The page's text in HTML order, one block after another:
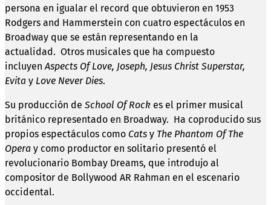
persona en igualar el record que obtuvieron en 1953
Rodgers and Hammerstein con cuatro espectáculos en
Broadway que se están representando en la
actualidad. Otros musicales que ha compuesto
incluyenAspects Of Love, Joseph, Jesus Christ Superstar,
Evita y Love Never Dies.
Su producción de School Of Rock es el primer musical
británico representado en Broadway. Ha coproducido sus
propios espectáculos como Cats y The Phantom Of The
Opera y como productor en solitario presentó el
revolucionario Bombay Dreams, que introdujo al
compositor de Bollywood AR Rahman en el escenario
occidental.